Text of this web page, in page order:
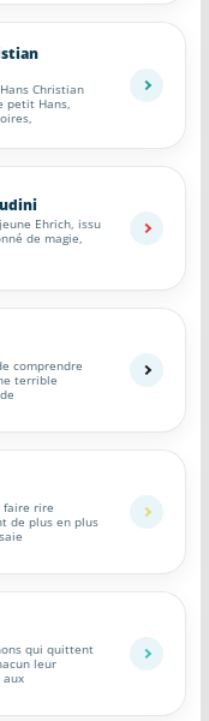
Christian
petit Hans,
Ehrich, issu
de magie,
comprendre
terrible
faire rire
de plus en plus
qui quittent
leur
aux